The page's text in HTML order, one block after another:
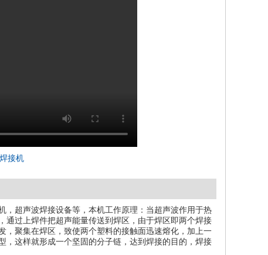
接机
，超声波焊接设备等，本机工作原理：当超声波作用于热
通过上焊件把超声能量传送到焊区，由于焊区即两个焊接
，聚集在焊区，致使两个塑料的接触面迅速熔化，加上一
，这样就形成一个坚固的分子链，达到焊接的目的，焊接